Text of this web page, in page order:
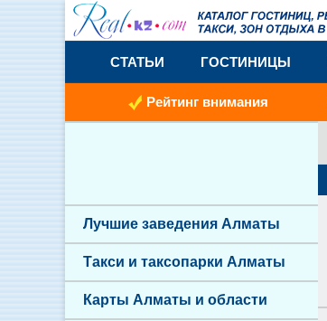
СТАТЬИ ГОСТИНИЦЫ
Рейтинг внимания
Лучшие заведения Алматы
Такси и таксопарки Алматы
Карты Алматы и области